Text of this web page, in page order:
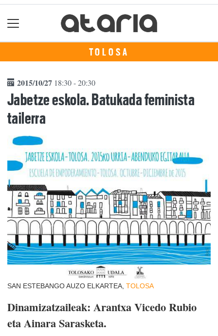
TOLOSA
2015/10/27 18:30 - 20:30
Jabetze eskola. Batukada feminista
tailerra
SAN ESTEBANGO AUZO ELKARTEA, TOLOSA
Dinamizatzaileak: Arantxa Vicedo Rubio
eta Ainara Sarasketa.